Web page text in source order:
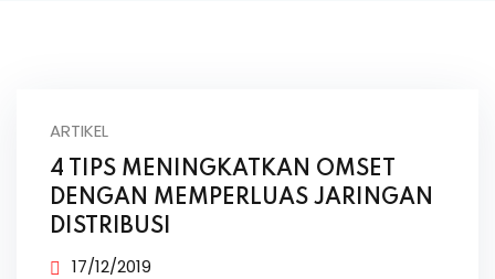
ARTIKEL
4 TIPS MENINGKATKAN OMSET
DENGAN MEMPERLUAS JARINGAN
DISTRIBUSI
17/12/2019